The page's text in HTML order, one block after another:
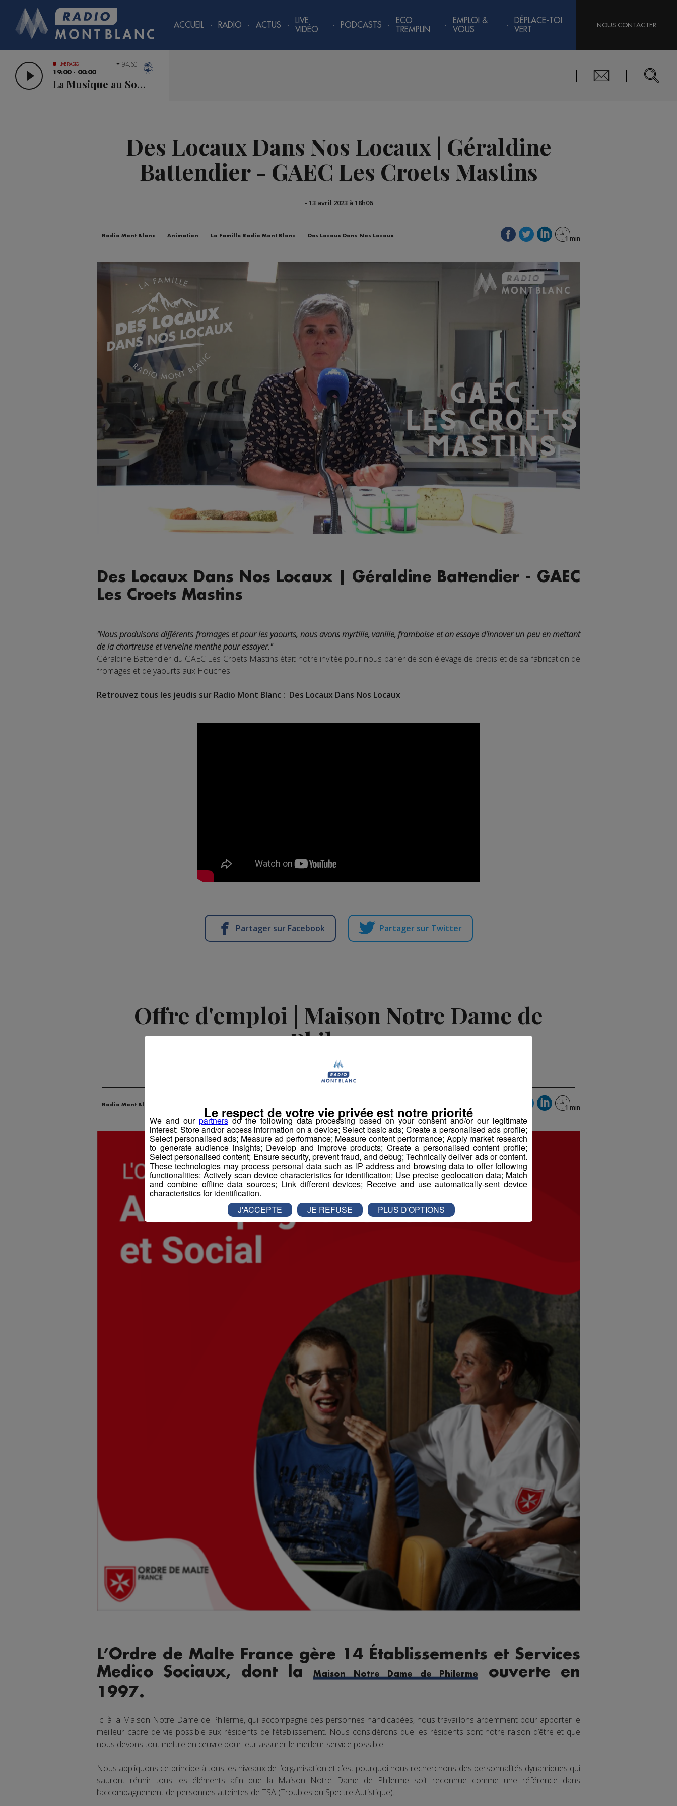
ACCUEIL RADIO ACTUS
LIVE
VIDÉO
PODCASTS
ECO
TREMPLIN
EMPLOI &
VOUS
DÉPLACE-TOI
VERT
NOUS CONTACTER
LIVE RADIO
19:00 - 00:00
La Musique au Sommet
94.60
Des Locaux Dans Nos Locaux | Géraldine
Battendier - GAEC Les Croets Mastins
- 13 avril 2023 à 18h06
Radio Mont Blanc Animation La Famille Radio Mont Blanc Des Locaux Dans Nos Locaux
Des Locaux Dans Nos Locaux | Géraldine Battendier - GAEC
Les Croets Mastins
"Nous produisons différents fromages et pour les yaourts, nous avons myrtille, vanille, framboise et on essaye d'innover un peu en mettant
de la chartreuse et verveine menthe pour essayer."
Géraldine Battendier du GAEC Les Croets Mastins était notre invitée pour nous parler de son élevage de brebis et de sa fabrication de
fromages et de yaourts aux Houches.
Retrouvez tous les jeudis sur Radio Mont Blanc : Des Locaux Dans Nos Locaux
Partager sur Facebook Partager sur Twitter
Offre d'emploi | Maison Notre Dame de
Philerme
15 avril 2024 à 09h35
Radio Mont Blanc
L’Ordre de Malte France gère 14 Établissements et Services
Medico Sociaux, dont laMaison Notre Dame de Philerme
ouverte en
1997.
Ici à la Maison Notre Dame de Philerme, qui accompagne des personnes handicapées, nous travaillons ardemment pour apporter le
meilleur cadre de vie possible aux résidents de l’établissement. Nous considérons que les résidents sont notre raison d’être et que
nous devons tout mettre en œuvre pour leur assurer le meilleur service possible.
Nous appliquons ce principe à tous les niveaux de l’organisation et c’est pourquoi nous recherchons des personnalités dynamiques qui
sauront réunir tous les éléments afin que la Maison Notre Dame de Philerme soit reconnue comme une référence dans
l’accompagnement de personnes atteintes de TSA (Troubles du Spectre Autistique).
We and our partnersdo the following data processing based on your consent and/or our legitimate
interest: Store and/or access information on a device; Select basic ads; Create a personalised ads profile;
Select personalised ads; Measure ad performance; Measure content performance; Apply market research
to generate audience insights; Develop and improve products; Create a personalised content profile;
Select personalised content; Ensure security, prevent fraud, and debug; Technically deliver ads or content.
These technologies may process personal data such as IP address and browsing data to offer following
functionalities: Actively scan device characteristics for identification; Use precise geolocation data; Match
and combine offline data sources; Link different devices; Receive and use automatically-sent device
characteristics for identification.
Le respect de votre vie privée est notre priorité
J'ACCEPTE JE REFUSE PLUS D'OPTIONS